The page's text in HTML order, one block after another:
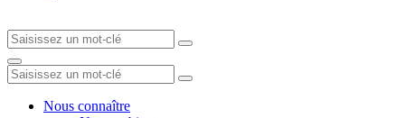
Nous connaître